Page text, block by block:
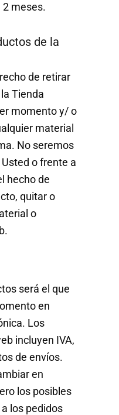
2 meses.
de la
de retirar
Tienda
momento y/ o
material
No seremos
o frente a
hecho de
quitar o
o
será el que
en
Los
incluyen IVA,
de envíos.
en
los posibles
los pedidos